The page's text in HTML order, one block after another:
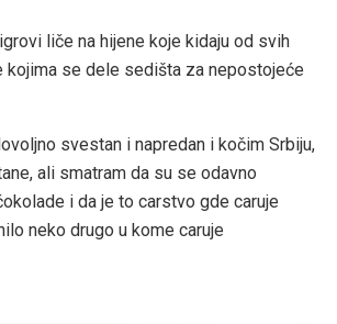
liče na hijene koje kidaju od svih
kojima se dele sedišta za nepostojeće
svestan i napredan i kočim Srbiju,
ali smatram da su se odavno
i da je to carstvo gde caruje
neko drugo u kome caruje